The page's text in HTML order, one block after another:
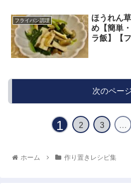
フライパン調理
ほうれん
め【簡単
ラ飯】【
次のペー
1 2 3 …
ホーム 作り置きレシピ集